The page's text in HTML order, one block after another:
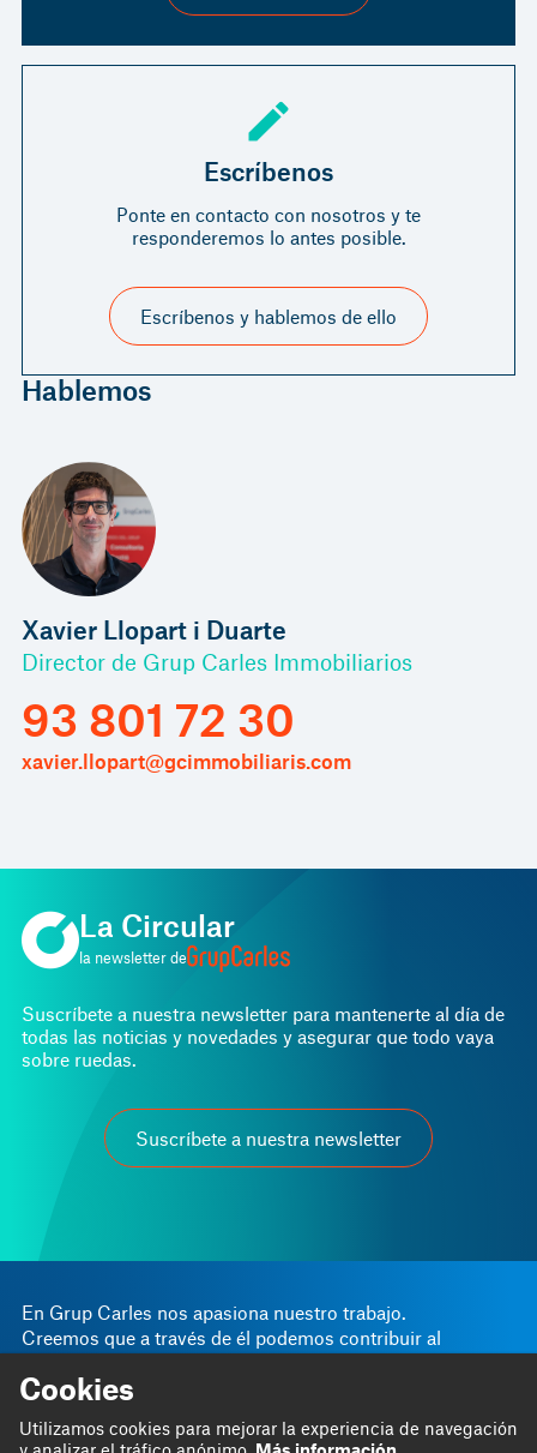
Escríbenos
Ponte en contacto con nosotros y te
responderemos lo antes posible.
Escríbenos y hablemos de ello
Hablemos
Xavier Llopart i Duarte
Director de Grup Carles Immobiliarios
93 801 72 30
xavier.llopart@gcimmobiliaris.com
En Grup Carles nos apasiona nuestro trabajo.
Creemos que a través de él podemos contribuir al
Somos
Hacemos
Proyectos
La Circular
la newsletter de
Suscríbete a nuestra newsletter para mantenerte al día de
todas las noticias y novedades y asegurar que todo vaya
sobre ruedas.
Suscríbete a nuestra newsletter
Cookies
Utilizamos cookies para mejorar la experiencia de navegación